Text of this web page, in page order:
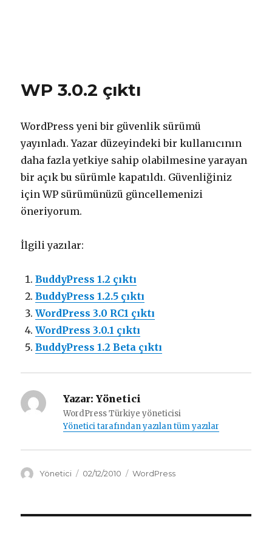
WP 3.0.2 çıktı
WordPress yeni bir güvenlik sürümü
yayınladı. Yazar düzeyindeki bir kullanıcının
daha fazla yetkiye sahip olabilmesine yarayan
bir açık bu sürümle kapatıldı. Güvenliğiniz
için WP sürümünüzü güncellemenizi
öneriyorum.
İlgili yazılar:
BuddyPress 1.2 çıktı
BuddyPress 1.2.5 çıktı
WordPress 3.0 RC1 çıktı
WordPress 3.0.1 çıktı
BuddyPress 1.2 Beta çıktı
Yazar: Yönetici
WordPress Türkiye yöneticisi
Yönetici tarafından yazılan tüm yazılar
Yazar
Yönetici
Yayın
02/12/2010 Kategoriler
WordPress